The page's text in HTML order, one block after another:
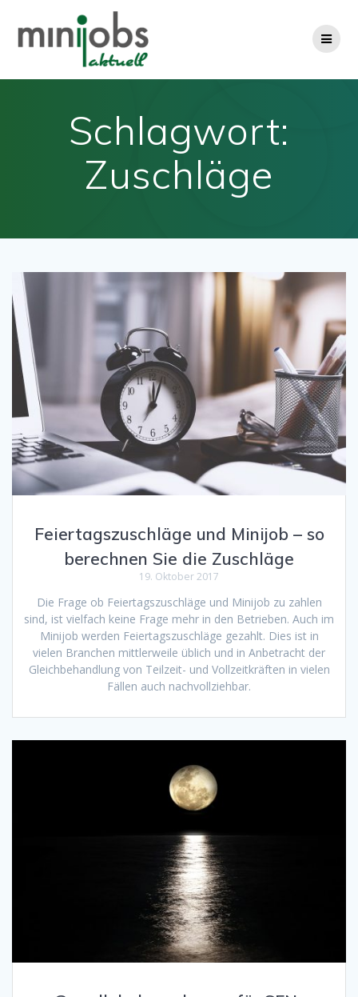
Schlagwort:
Zuschläge
Feiertagszuschläge und Minijob – so
berechnen Sie die Zuschläge
19. Oktober 2017
Die Frage ob Feiertagszuschläge und Minijob zu zahlen
sind, ist vielfach keine Frage mehr in den Betrieben. Auch im
Minijob werden Feiertagszuschläge gezahlt. Dies ist in
vielen Branchen mittlerweile üblich und in Anbetracht der
Gleichbehandlung von Teilzeit- und Vollzeitkräften in vielen
Fällen auch nachvollziehbar.